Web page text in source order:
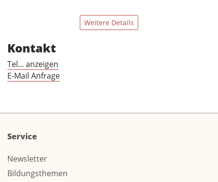
Weitere Details
Kontakt
Tel... anzeigen
E-Mail Anfrage
Service
Newsletter
Bildungsthemen